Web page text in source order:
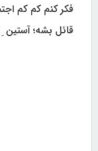
فکر کنم کم کم
قائل بشه؛ آستین